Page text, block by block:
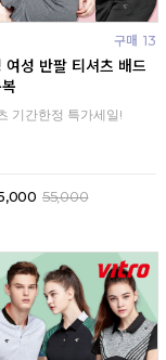
구매 13
여성 반팔 티셔츠 배드
기간한정 특가세일!
55,000